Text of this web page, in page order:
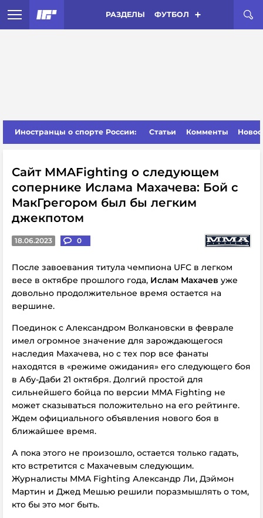
РАЗДЕЛЫ ФУТБОЛ
Иностранцы о спорте России: Статьи Комменты
Сайт MMAFighting о следующем
сопернике Ислама Махачева: Бой с
МакГрегором был бы легким
джекпотом
18.06.2023 0
После завоевания титула чемпиона UFC в легком
весе в октябре прошлого года, Ислам Махачев уже
довольно продолжительное время остается на
вершине.
Поединок с Александром Волкановски в феврале
имел огромное значение для зарождающегося
наследия Махачева, но с тех пор все фанаты
находятся в «режиме ожидания» его следующего боя
в Абу-Даби 21 октября. Долгий простой для
сильнейшего бойца по версии MMA Fighting не
может сказываться положительно на его рейтинге.
Ждем официального объявления нового боя в
ближайшее время.
А пока этого не произошло, остается только гадать,
кто встретится с Махачевым следующим.
Журналисты MMA Fighting Александр Ли, Дэймон
Мартин и Джед Мешью решили поразмышлять о том,
кто бы это мог быть.